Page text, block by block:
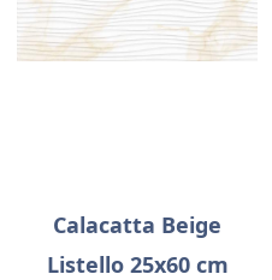
Calacatta Beige
Listello 25x60 cm